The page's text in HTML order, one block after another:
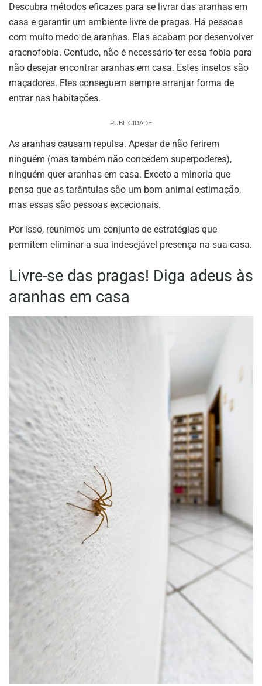
Descubra métodos eficazes para se livrar das aranhas em
casa e garantir um ambiente livre de pragas. Há pessoas
com muito medo de aranhas. Elas acabam por desenvolver
aracnofobia. Contudo, não é necessário ter essa fobia para
não desejar encontrar aranhas em casa. Estes insetos são
maçadores. Eles conseguem sempre arranjar forma de
entrar nas habitações.
PUBLICIDADE
As aranhas causam repulsa. Apesar de não ferirem
ninguém (mas também não concedem superpoderes),
ninguém quer aranhas em casa. Exceto a minoria que
pensa que as tarântulas são um bom animal estimação,
mas essas são pessoas excecionais.
Por isso, reunimos um conjunto de estratégias que
permitem eliminar a sua indesejável presença na sua casa.
Livre-se das pragas! Diga adeus às
aranhas em casa